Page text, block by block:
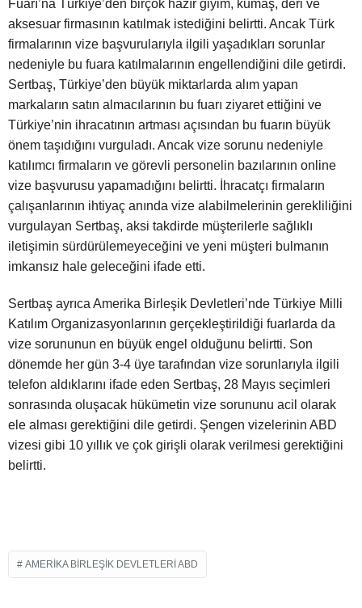
Fuarı’na Türkiye’den birçok hazır giyim, kumaş, deri ve
aksesuar firmasının katılmak istediğini belirtti. Ancak Türk
firmalarının vize başvurularıyla ilgili yaşadıkları sorunlar
nedeniyle bu fuara katılmalarının engellendiğini dile getirdi.
Sertbaş, Türkiye’den büyük miktarlarda alım yapan
markaların satın almacılarının bu fuarı ziyaret ettiğini ve
Türkiye’nin ihracatının artması açısından bu fuarın büyük
önem taşıdığını vurguladı. Ancak vize sorunu nedeniyle
katılımcı firmaların ve görevli personelin bazılarının online
vize başvurusu yapamadığını belirtti. İhracatçı firmaların
çalışanlarının ihtiyaç anında vize alabilmelerinin gerekliliğini
vurgulayan Sertbaş, aksi takdirde müşterilerle sağlıklı
iletişimin sürdürülemeyeceğini ve yeni müşteri bulmanın
imkansız hale geleceğini ifade etti.
Sertbaş ayrıca Amerika Birleşik Devletleri’nde Türkiye Milli
Katılım Organizasyonlarının gerçekleştirildiği fuarlarda da
vize sorununun en büyük engel olduğunu belirtti. Son
dönemde her gün 3-4 üye tarafından vize sorunlarıyla ilgili
telefon aldıklarını ifade eden Sertbaş, 28 Mayıs seçimleri
sonrasında oluşacak hükümetin vize sorununu acil olarak
ele alması gerektiğini dile getirdi. Şengen vizelerinin ABD
vizesi gibi 10 yıllık ve çok girişli olarak verilmesi gerektiğini
belirtti.
AMERIKA BIRLEŞIK DEVLETLERI ABD